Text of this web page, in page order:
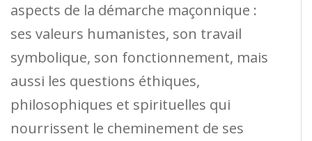
aspects de la démarche maçonnique :
ses valeurs humanistes, son travail
symbolique, son fonctionnement, mais
aussi les questions éthiques,
philosophiques et spirituelles qui
nourrissent le cheminement de ses